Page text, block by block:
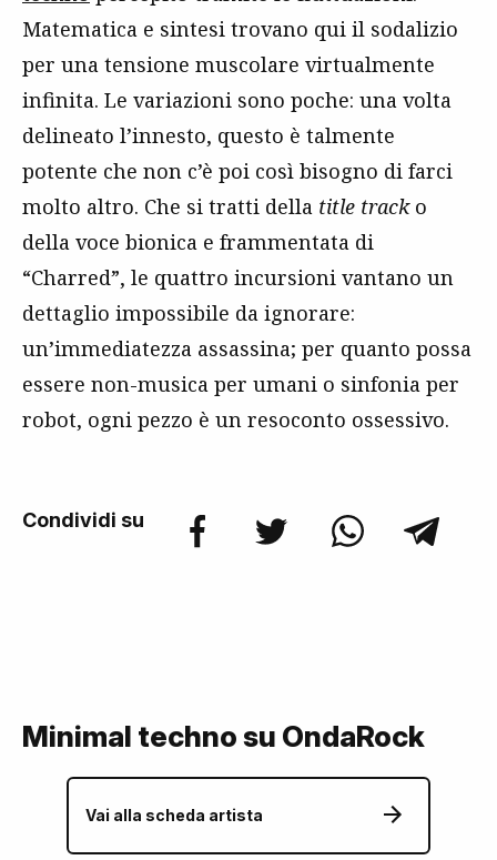
Matematica e sintesi trovano qui il sodalizio
per una tensione muscolare virtualmente
infinita. Le variazioni sono poche: una volta
delineato l’innesto, questo è talmente
potente che non c’è poi così bisogno di farci
molto altro. Che si tratti della title tracko
della voce bionica e frammentata di
“Charred”, le quattro incursioni vantano un
dettaglio impossibile da ignorare:
un’immediatezza assassina; per quanto possa
essere non-musica per umani o sinfonia per
robot, ogni pezzo è un resoconto ossessivo.
Condividi su
Minimal techno su OndaRock
Vai alla scheda artista